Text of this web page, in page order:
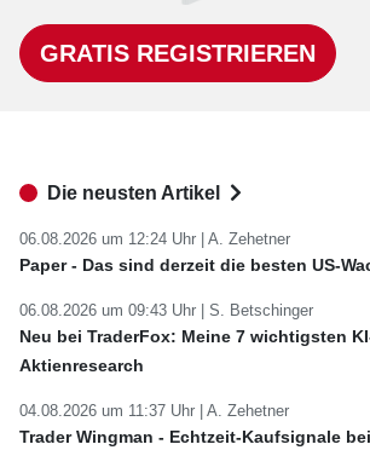
GRATIS REGISTRIEREN
Die neusten Artikel
06.08.2026 um 12:24 Uhr | A. Zehetner
Paper - Das sind derzeit die besten US-
06.08.2026 um 09:43 Uhr | S. Betschinger
Neu bei TraderFox: Meine 7 wichtigsten
Aktienresearch
04.08.2026 um 11:37 Uhr | A. Zehetner
Trader Wingman - Echtzeit-Kaufsignale